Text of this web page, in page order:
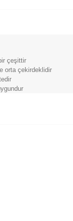
çeşittir
orta çekirdeklidir